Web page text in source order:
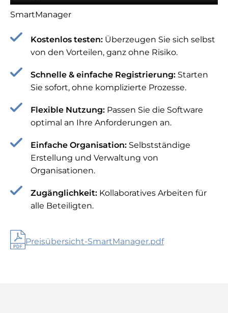
SmartManager
Kostenlos testen: Überzeugen Sie sich selbst
von den Vorteilen, ganz ohne Risiko.
Schnelle & einfache Registrierung: Starten
Sie sofort, ohne komplizierte Prozesse.
Flexible Nutzung: Passen Sie die Software
optimal an Ihre Anforderungen an.
Einfache Organisation: Selbstständige
Erstellung und Verwaltung von
Organisationen.
Zugänglichkeit: Kollaboratives Arbeiten für
alle Beteiligten.
Preisübersicht-SmartManager.pdf